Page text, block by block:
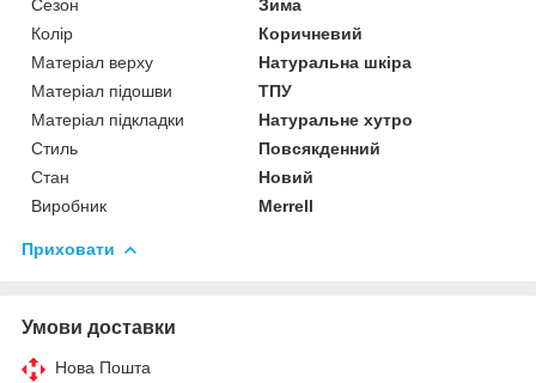
Сезон
Зима
Колір
Коричневий
Матеріал верху
Натуральна шкіра
Матеріал підошви
ТПУ
Матеріал підкладки
Натуральне хутро
Стиль
Повсякденний
Стан
Новий
Виробник
Merrell
Приховати
Умови доставки
Нова Пошта